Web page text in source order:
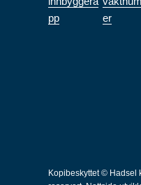
pp
er
Kopibeskyttet © Hadsel